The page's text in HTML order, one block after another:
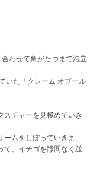
わせて角がたつまで泡立
いた「クレーム オブール
スチャーを見極めていき
ームをしぼっていきま
て、イチゴを隙間なく並